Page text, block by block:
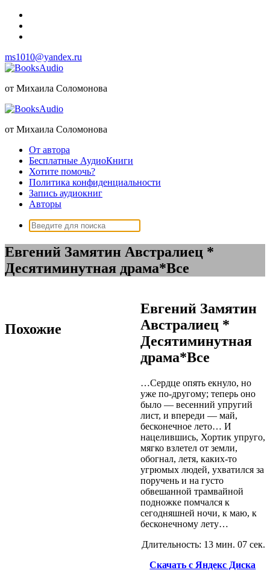
Перейти
содержимому
ms1010@yandex.ru
от Михаила Соломонова
от Михаила Соломонова
От автора
Бесплатные АудиоКниги
Хотите помочь?
Политика конфиденциальности
Запись аудиокниг
Авторы
Поиск:
Евгений Замятин Австралиец *
Десятиминутная драма*Все
Евгений Замятин
Австралиец *
Десятиминутная
драма*Все
…Сердце опять екнуло, но
уже по-другому; теперь оно
было — весенний упругий
лист, и впереди — май,
бесконечное лето… И
нацелившись, Хортик упруго,
мягко взлетел от земли,
обогнал, летя, каких-то
угрюмых людей, ухватился за
поручень и на густо
обвешанной трамвайной
подножке помчался к
сегодняшней ночи, к маю, к
бесконечному лету…
Длительность: 13 мин. 07 сек.
Скачать с Яндекс Диска
Похожие